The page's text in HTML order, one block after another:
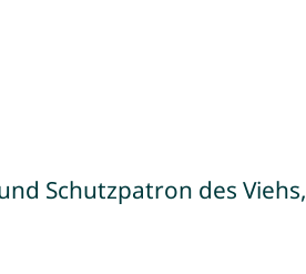
Schutzpatron des Viehs,